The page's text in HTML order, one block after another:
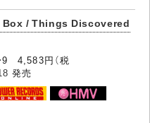
Box / Things Discovered
4,583円（税
発売